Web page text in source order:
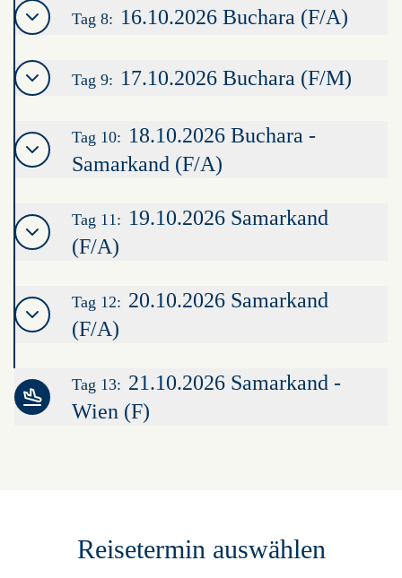
Tag 8: 16.10.2026 Buchara (F/A)
Tag 9: 17.10.2026 Buchara (F/M)
Tag 10: 18.10.2026 Buchara -
Samarkand (F/A)
Tag 11: 19.10.2026 Samarkand
(F/A)
Tag 12: 20.10.2026 Samarkand
(F/A)
Tag 13: 21.10.2026 Samarkand -
Wien (F)
Reisetermin auswählen